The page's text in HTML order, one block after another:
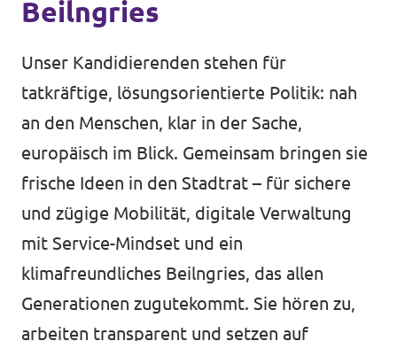
Unsere Events
Mache bei uns mit!
Deine Spende für Volt!
In Bayern vor Ort
Beilngries
Unser Kandidierenden stehen für
tatkräftige, lösungsorientierte Politik: nah
an den Menschen, klar in der Sache,
europäisch im Blick. Gemeinsam bringen sie
frische Ideen in den Stadtrat – für sichere
und zügige Mobilität, digitale Verwaltung
mit Service-Mindset und ein
klimafreundliches Beilngries, das allen
Generationen zugutekommt. Sie hören zu,
arbeiten transparent und setzen auf